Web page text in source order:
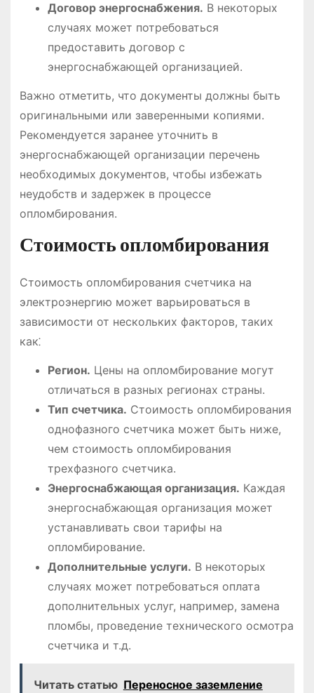
Договор энергоснабжения. В некоторых
случаях может потребоваться
предоставить договор с
энергоснабжающей организацией.
Важно отметить, что документы должны быть
оригинальными или заверенными копиями.
Рекомендуется заранее уточнить в
энергоснабжающей организации перечень
необходимых документов, чтобы избежать
неудобств и задержек в процессе
опломбирования.
Стоимость опломбирования
Стоимость опломбирования счетчика на
электроэнергию может варьироваться в
зависимости от нескольких факторов, таких
как⁚
Регион. Цены на опломбирование могут
отличаться в разных регионах страны.
Тип счетчика. Стоимость опломбирования
однофазного счетчика может быть ниже,
чем стоимость опломбирования
трехфазного счетчика.
Энергоснабжающая организация. Каждая
энергоснабжающая организация может
устанавливать свои тарифы на
опломбирование.
Дополнительные услуги. В некоторых
случаях может потребоваться оплата
дополнительных услуг, например, замена
пломбы, проведение технического осмотра
счетчика и т.д.
Читать статью Переносное заземление